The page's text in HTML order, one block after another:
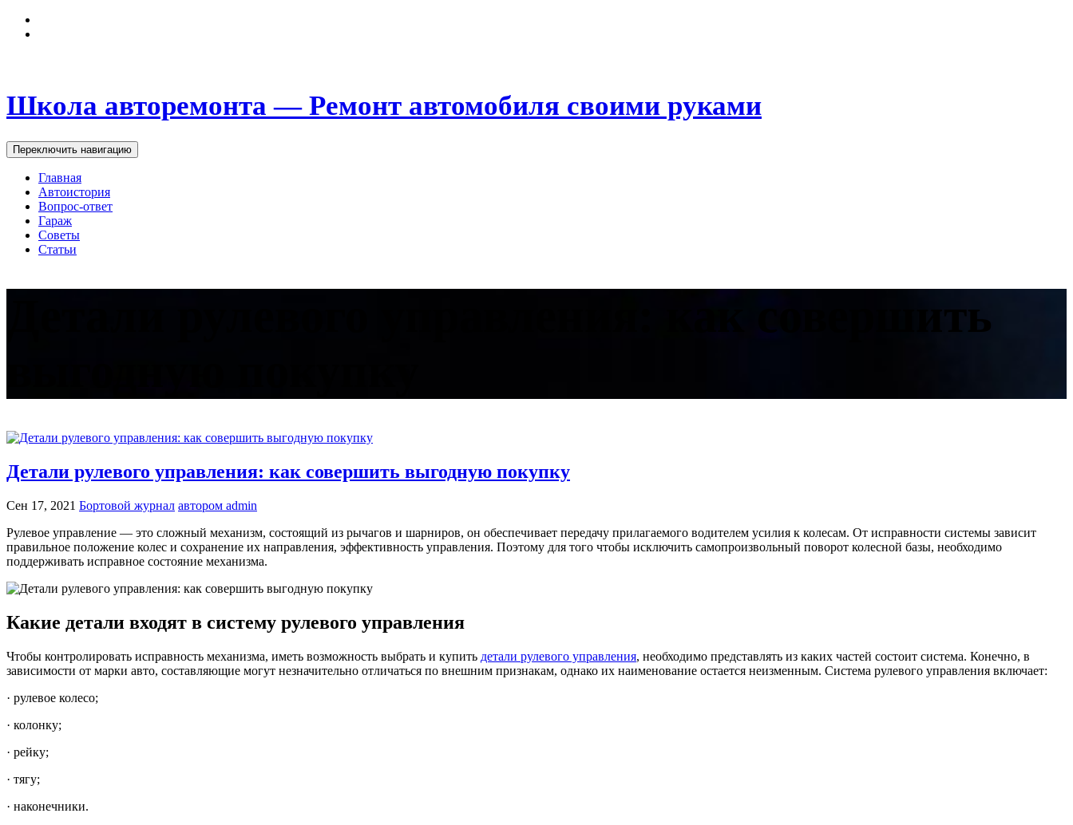
Школа авторемонта — Ремонт автомобиля своими руками
Переключить навигацию
Главная
Автоистория
Вопрос-ответ
Гараж
Советы
Статьи
Детали рулевого управления: как совершить
Детали рулевого управления: как совершить выгодную покупку
Сен 17, 2021 Бортовой журнал автором admin
Рулевое управление — это сложный механизм, состоящий из рычагов и шарниров, он обеспечивает передачу прилагаемого водителем усилия к колесам. От исправности системы зависит
правильное положение колес и сохранение их направления, эффективность управления. Поэтому для того чтобы исключить самопроизвольный поворот колесной базы, необходимо
поддерживать исправное состояние механизма.
Какие детали входят в систему рулевого управления
Чтобы контролировать исправность механизма, иметь возможность выбрать и купить детали рулевого управления, необходимо представлять из каких частей состоит система. Конечно, в
зависимости от марки авто, составляющие могут незначительно отличаться по внешним признакам, однако их наименование остается неизменным. Система рулевого управления включает:
· рулевое колесо;
· колонку;
· рейку;
· тягу;
· наконечники.